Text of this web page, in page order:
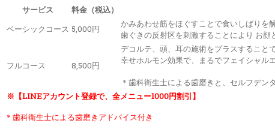
サービス
料金（税込）
ベーシックコース 5,000円
かみあわせ筋をほぐすことで食いしばりを
歯ぐきの反射区を刺激することにより お顔
フルコース 8,500円
デコルテ、頭、耳の施術をプラスすること
幸せホルモン効果で、まるでフェイシャル
＊歯科衛生士による歯磨きと、セルフデン
※【LINEアカウント登録で、全メニュー1000円割引】
＊歯科衛生士による歯磨きアドバイス付き